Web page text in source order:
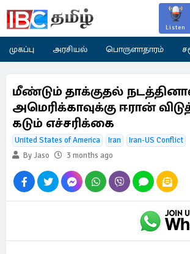
Listen
முகப்பு அரசியல் பொருளாதாரம்
மீண்டும் தாக்குதல்
அமெரிக்காவுக்கு ஈரான்
கடும் எச்சரிக்கை
United States of America Iran
Iran-US Conflict
By Jaso
3 months ago